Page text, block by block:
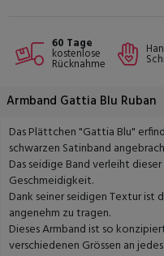
60 Tage
kostenlose
Rücknahme
Armband Gattia Blu Ruban
Das Plättchen "Gattia Blu"
schwarzen Satinband
Das seidige Band verleiht
Geschmeidigkeit.
Dank seiner seidigen Textur ist
angenehm zu tragen.
Dieses Armband ist so
verschiedenen Grössen an